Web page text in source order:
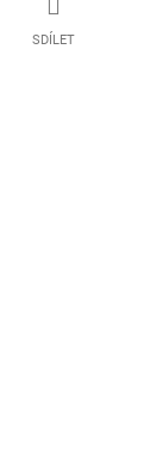
SDÍLET